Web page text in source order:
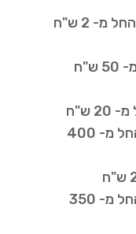
צינור PEX רב-שכבתי 16 מ"מ – החל מ- 2 ש"ח
צינור PVC 4 אינץ' לביוב – החל מ- 50 ש"ח
ניאגרה סמויה + מנגנון הדחה – החל מ- 400
משאבת מים טבולה 1/2 כ"ס – החל מ- 350